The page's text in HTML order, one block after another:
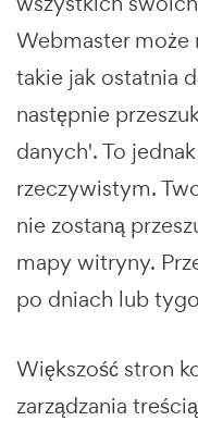
Webmaster może
takie jak ostatnia
następnie
danych'. To
rzeczywistym.
nie zostaną
mapy witryny.
po dniach lub
Większość stron
zarządzania